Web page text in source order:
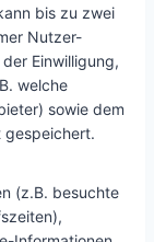
bis zu zwei
Nutzer-
Einwilligung,
welche
sowie dem
gespeichert.
(z.B. besuchte